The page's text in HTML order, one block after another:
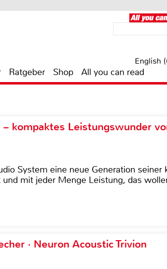
English
Ratgeber Shop All you can read
kompaktes Leistungswunder
System eine neue Generation seiner
mit jeder Menge Leistung, das
· Neuron Acoustic Trivion